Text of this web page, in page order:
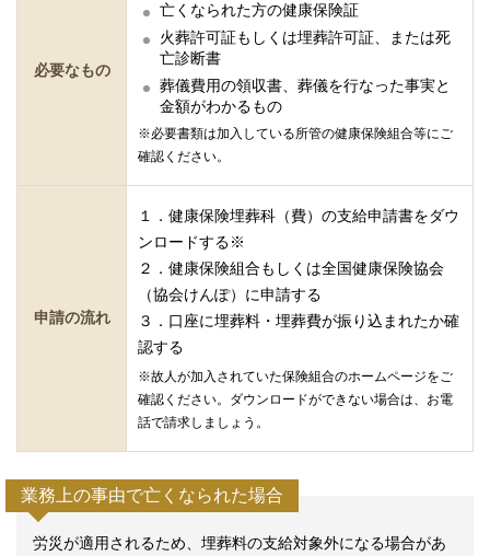
必要なもの
亡くなられた方の健康保険証
火葬許可証もしくは埋葬許可証、または死
亡診断書
葬儀費用の領収書、葬儀を行なった事実と
金額がわかるもの
※必要書類は加入している所管の健康保険組合等にご
確認ください。
申請の流れ
１．健康保険埋葬科（費）の支給申請書をダウ
ンロードする※
２．健康保険組合もしくは全国健康保険協会
（協会けんぽ）に申請する
３．口座に埋葬料・埋葬費が振り込まれたか確
認する
※故人が加入されていた保険組合のホームページをご
確認ください。ダウンロードができない場合は、お電
話で請求しましょう。
業務上の事由で亡くなられた場合
労災が適用されるため、埋葬料の支給対象外になる場合があ